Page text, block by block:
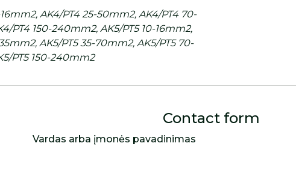
AK4/PT4 25-50mm2, AK4/PT4 70-
PT4 150-240mm2, AK5/PT5 10-16mm2,
AK5/PT5 35-70mm2, AK5/PT5 70-
PT5 150-240mm2
Contact form
Vardas arba įmonės pavadinimas